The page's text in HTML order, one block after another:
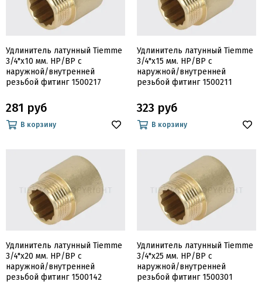
Удлинитель латунный Tiemme
3/4"х10 мм. НР/ВР с
наружной/внутренней
резьбой фитинг 1500217
281 руб
В корзину
Удлинитель латунный Tiemme
3/4"х15 мм. НР/ВР с
наружной/внутренней
резьбой фитинг 1500211
323 руб
В корзину
Удлинитель латунный Tiemme
3/4"х20 мм. НР/ВР с
наружной/внутренней
резьбой фитинг 1500142
Удлинитель латунный Tiemme
3/4"х25 мм. НР/ВР с
наружной/внутренней
резьбой фитинг 1500301